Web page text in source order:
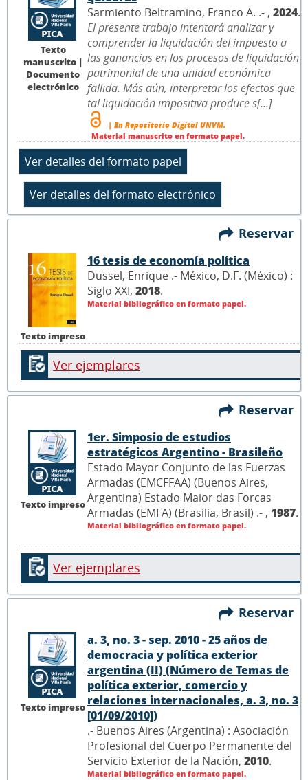
Texto
manuscrito |
Documento
electrónico
Sarmiento Beltramino, Franco A. .- , 2024.
El presente trabajo intentará analizar y
comprender la liquidación del impuesto a
las ganancias en los procesos de liquidación
patrimonial de una unidad económica
fallida. Más aún, interpretar los efectos que
tal liquidación impositiva produce s[...]
| En Repositorio Digital UNVM.
Material manuscrito en formato papel.
Reservar
Texto impreso
16 tesis de economía política
Dussel, Enrique .- México, D.F. (México) :
Siglo XXI, 2018.
Material bibliográfico en formato papel.
Ver ejemplares
Reservar
Texto impreso
1er. Simposio de estudios
estratégicos Argentino - Brasileño
Estado Mayor Conjunto de las Fuerzas
Armadas (EMCFFAA) (Buenos Aires,
Argentina) Estado Maior das Forcas
Armadas (EMFA) (Brasilia, Brasil) .- , 1987.
Material bibliográfico en formato papel.
Ver ejemplares
Reservar
Texto impreso
a. 3, no. 3 - sep. 2010 - 25 años de
democracia y política exterior
argentina (II) (Número de Temas de
política exterior, comercio y
relaciones internacionales, a. 3, no. 3
[01/09/2010])
.- Buenos Aires (Argentina) : Asociación
Profesional del Cuerpo Permanente del
Servicio Exterior de la Nación, 2010.
Material bibliográfico en formato papel.